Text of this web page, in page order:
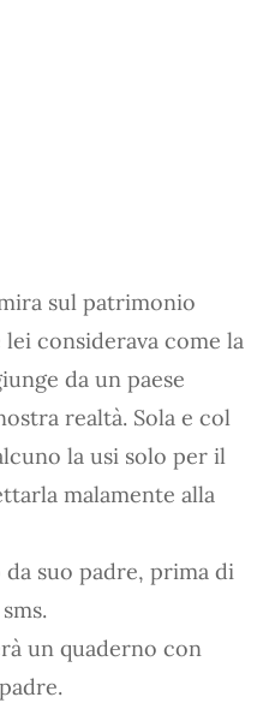
sul patrimonio
considerava come la
da un paese
realtà. Sola e col
la usi solo per il
malamente alla
suo padre, prima di
un quaderno con